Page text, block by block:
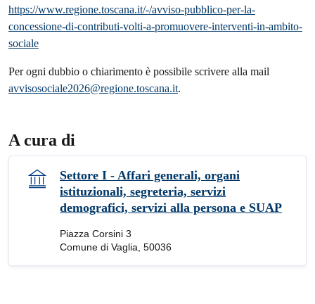
https://www.regione.toscana.it/-/avviso-pubblico-per-la-
concessione-di-contributi-volti-a-promuovere-interventi-in-ambito-
sociale
Per ogni dubbio o chiarimento è possibile scrivere alla mail
avvisosociale2026@regione.toscana.it.
A cura di
Settore I - Affari generali, organi
istituzionali, segreteria, servizi
demografici, servizi alla persona e SUAP
Piazza Corsini 3
Comune di Vaglia, 50036